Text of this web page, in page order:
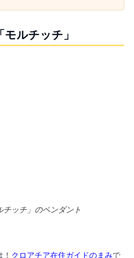
ルチッチ」
ッチ」のペンダント
クロアチア在住ガイドのまみで